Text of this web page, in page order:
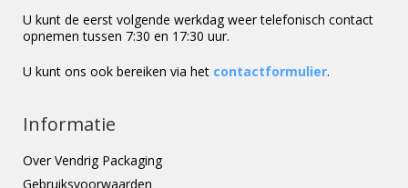
U kunt de eerst volgende werkdag weer telefonisch contact
opnemen tussen 7:30 en 17:30 uur.
U kunt ons ook bereiken via het contactformulier.
Informatie
Over Vendrig Packaging
Gebruiksvoorwaarden